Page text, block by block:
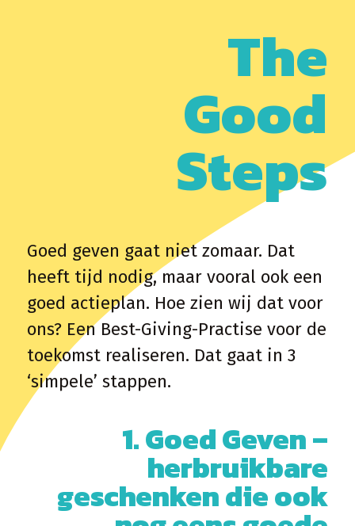
The
Good
Steps
Goed geven gaat niet zomaar. Dat
heeft tijd nodig, maar vooral ook een
goed actieplan. Hoe zien wij dat voor
ons? Een Best-Giving-Practise voor de
toekomst realiseren. Dat gaat in 3
‘simpele’ stappen.
1. Goed Geven –
herbruikbare
geschenken die ook